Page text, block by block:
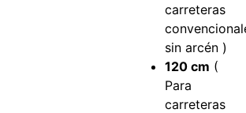
carreteras
sin arcén )
120 cm (
Para
carreteras